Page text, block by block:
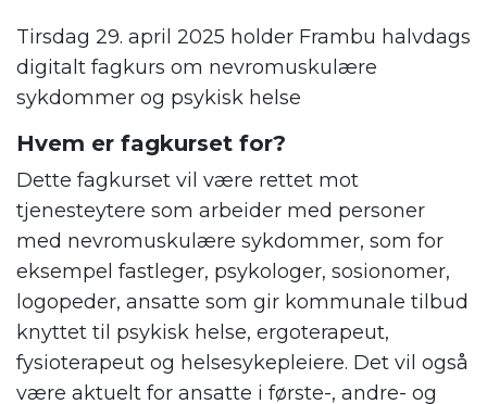
Tirsdag 29. april 2025 holder Frambu halvdags
digitalt fagkurs om nevromuskulære
sykdommer og psykisk helse
Hvem er fagkurset for?
Dette fagkurset vil være rettet mot
tjenesteytere som arbeider med personer
med nevromuskulære sykdommer, som for
eksempel fastleger, psykologer, sosionomer,
logopeder, ansatte som gir kommunale tilbud
knyttet til psykisk helse, ergoterapeut,
fysioterapeut og helsesykepleiere. Det vil også
være aktuelt for ansatte i første-, andre- og